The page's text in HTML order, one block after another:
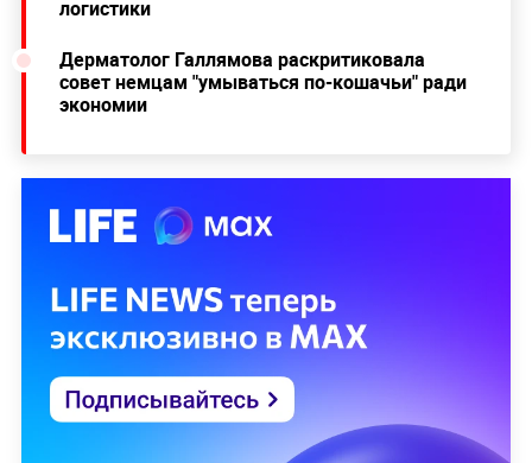
логистики
Дерматолог Галлямова раскритиковала
совет немцам "умываться по-кошачьи" ради
экономии